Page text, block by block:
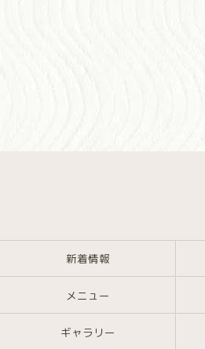
新着情報
メニュー
ギャラリー